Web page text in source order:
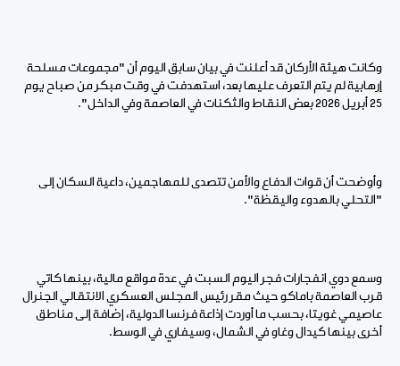
وكانت هيئة الأركان قد أعلنت في بيان سابق اليوم أن "مجموعات مسلحة
إرهابية لم يتم التعرف عليها بعد، استهدفت في وقت مبكر من صباح يوم
25 أبريل 2026 بعض النقاط والثكنات في العاصمة وفي الداخل".
وأوضحت أن قوات الدفاع والأمن تتصدى للمهاجمين، داعية السكان إلى
"التحلي بالهدوء واليقظة".
وسمع دوي انفجارات فجر اليوم السبت في عدة مواقع مالية، بينها كاتي
قرب العاصمة باماكو حيث مقر رئيس المجلس العسكري الانتقالي الجنرال
عاصيمي غويتا، بحسب ما أوردت إذاعة فرنسا الدولية، إضافة إلى مناطق
أخرى بينها كيدال وغاو في الشمال، وسيفاري في الوسط.